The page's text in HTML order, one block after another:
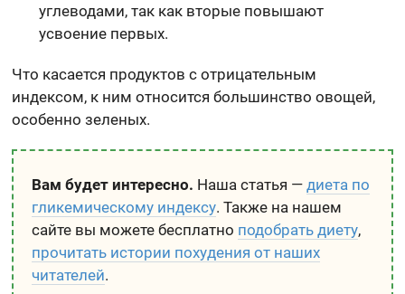
углеводами, так как вторые повышают
усвоение первых.
Что касается продуктов с отрицательным
индексом, к ним относится большинство овощей,
особенно зеленых.
Вам будет интересно. Наша статья —диета по
гликемическому индексу. Также на нашем
сайте вы можете бесплатно подобрать диету,
прочитать истории похудения от наших
читателей.